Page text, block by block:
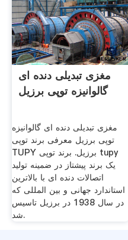
مغزی تبدیلی دنده ای
گالوانیزه توپی برزیل
مغزی تبدیلی دنده ای گالوانیزه
توپی برزیل معرفی برند توپی
TUPY برزیل. برند توپی tupy
یک برند پیشتاز در ضمینه تولید
اتصالات دنده ای با بالاترین
استاندارد جهانی و بین المللی که
در سال 1938 در برزیل تاسیس
شد.